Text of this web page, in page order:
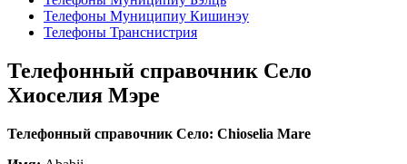
Телефоны Муниципиу Кишинэу
Телефоны Транснистрия
Телефонный справочник Село
Хиоселия Мэре
Телефонный справочник Село: Chioselia Mare